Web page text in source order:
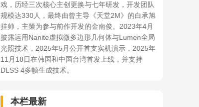
戏，历经三次核心主创更换与七年研发，开发团队
规模达330人，最终由曾主导《天堂2M》的白承旭
挂帅，主策为参与前作开发的金南俊。2023年4月
披露运用Nanite虚拟微多边形几何体与Lumen全局
光照技术，2025年5月公开首支实机演示，2025年
11月18日在韩国和中国台湾首发上线，并支持
DLSS 4多帧生成技术。
本栏最新